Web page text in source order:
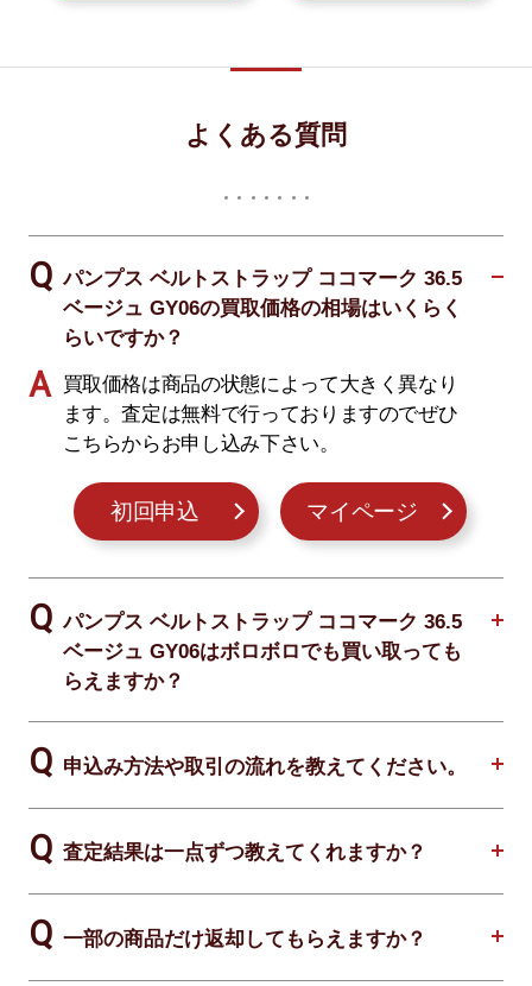
よくある質問
パンプス ベルトストラップ ココマーク 36.5
ベージュ GY06の買取価格の相場はいくらく
らいですか？
買取価格は商品の状態によって大きく異なり
ます。査定は無料で行っておりますのでぜひ
こちらからお申し込み下さい。
初回申込 マイページ
パンプス ベルトストラップ ココマーク 36.5
ベージュ GY06はボロボロでも買い取っても
らえますか？
申込み方法や取引の流れを教えてください。
査定結果は一点ずつ教えてくれますか？
一部の商品だけ返却してもらえますか？